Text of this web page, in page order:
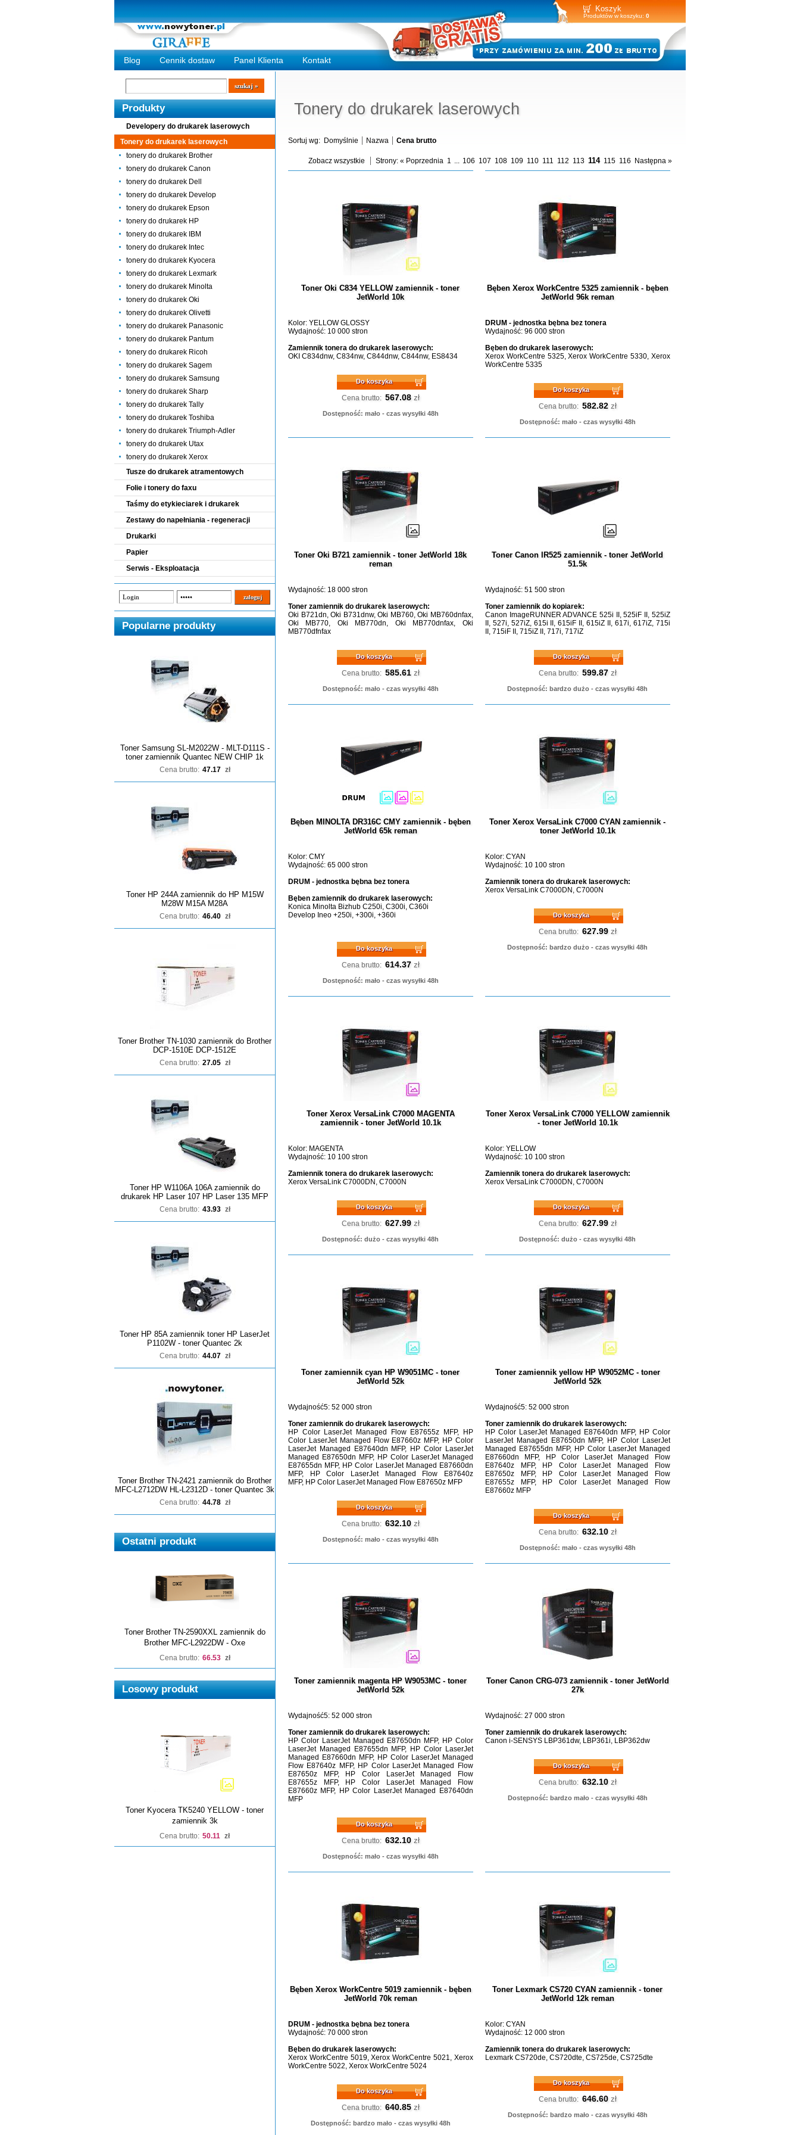
Koszyk
Produktów w koszyku: 0
Blog Cennik dostaw Panel Klienta Kontakt
Wyszukiwarka
szukaj
Produkty
Developery do drukarek laserowych
Tonery do drukarek laserowych
tonery do drukarek Brother
tonery do drukarek Canon
tonery do drukarek Dell
tonery do drukarek Develop
tonery do drukarek Epson
tonery do drukarek HP
tonery do drukarek IBM
tonery do drukarek Intec
tonery do drukarek Kyocera
tonery do drukarek Lexmark
tonery do drukarek Minolta
tonery do drukarek Oki
tonery do drukarek Olivetti
tonery do drukarek Panasonic
tonery do drukarek Pantum
tonery do drukarek Ricoh
tonery do drukarek Sagem
tonery do drukarek Samsung
tonery do drukarek Sharp
tonery do drukarek Tally
tonery do drukarek Toshiba
tonery do drukarek Triumph-Adler
tonery do drukarek Utax
tonery do drukarek Xerox
Tusze do drukarek atramentowych
Folie i tonery do faxu
Taśmy do etykieciarek i drukarek
Zestawy do napełniania - regeneracji
Drukarki
Papier
Serwis - Eksploatacja
Popularne produkty
Toner Samsung SL-M2022W - MLT-D111S -
toner zamiennik Quantec NEW CHIP 1k
Cena brutto: 47.17 zł
Toner HP 244A zamiennik do HP M15W
M28W M15A M28A
Cena brutto: 46.40 zł
Toner Brother TN-1030 zamiennik do Brother
DCP-1510E DCP-1512E
Cena brutto: 27.05 zł
Toner HP W1106A 106A zamiennik do
drukarek HP Laser 107 HP Laser 135 MFP
Cena brutto: 43.93 zł
Toner HP 85A zamiennik toner HP LaserJet
P1102W - toner Quantec 2k
Cena brutto: 44.07 zł
Toner Brother TN-2421 zamiennik do Brother
MFC-L2712DW HL-L2312D - toner Quantec 3k
Cena brutto: 44.78 zł
Ostatni produkt
Toner Brother TN-2590XXL zamiennik do
Brother MFC-L2922DW - Oxe
Cena brutto: 66.53 zł
Losowy produkt
Toner Kyocera TK5240 YELLOW - toner
zamiennik 3k
Cena brutto: 50.11 zł
Tonery do drukarek laserowych
Sortuj wg: Domyślnie Nazwa Cena brutto
Zobacz wszystkie Strony: « Poprzednia 1 ... 106 107 108 109 110 111 112 113 114 115 116 Następna »
Toner Oki C834 YELLOW zamiennik - toner
JetWorld 10k
Kolor: YELLOW GLOSSY
Wydajność: 10 000 stron
Zamiennik tonera do drukarek laserowych:
OKI C834dnw, C834nw, C844dnw, C844nw, ES8434
Do koszyka
Cena brutto: 567.08 zł
Dostępność: mało - czas wysyłki 48h
Bęben Xerox WorkCentre 5325 zamiennik - bęben
JetWorld 96k reman
DRUM - jednostka bębna bez tonera
Wydajność: 96 000 stron
Bęben do drukarek laserowych:
Xerox WorkCentre 5325, Xerox WorkCentre 5330, Xerox
WorkCentre 5335
Do koszyka
Cena brutto: 582.82 zł
Dostępność: mało - czas wysyłki 48h
Toner Oki B721 zamiennik - toner JetWorld 18k
reman
Wydajność: 18 000 stron
Toner zamiennik do drukarek laserowych:
Oki B721dn, Oki B731dnw, Oki MB760, Oki MB760dnfax,
Oki MB770, Oki MB770dn, Oki MB770dnfax, Oki
MB770dfnfax
Do koszyka
Cena brutto: 585.61 zł
Dostępność: mało - czas wysyłki 48h
Toner Canon IR525 zamiennik - toner JetWorld
51.5k
Wydajność: 51 500 stron
Toner zamiennik do kopiarek:
Canon ImageRUNNER ADVANCE 525i II, 525iF II, 525iZ
II, 527i, 527iZ, 615i II, 615iF II, 615iZ II, 617i, 617iZ, 715i
II, 715iF II, 715iZ II, 717i, 717iZ
Do koszyka
Cena brutto: 599.87 zł
Dostępność: bardzo dużo - czas wysyłki 48h
Bęben MINOLTA DR316C CMY zamiennik - bęben
JetWorld 65k reman
Kolor: CMY
Wydajność: 65 000 stron
DRUM - jednostka bębna bez tonera
Bęben zamiennik do drukarek laserowych:
Konica Minolta Bizhub C250i, C300i, C360i
Develop Ineo +250i, +300i, +360i
Do koszyka
Cena brutto: 614.37 zł
Dostępność: mało - czas wysyłki 48h
Toner Xerox VersaLink C7000 CYAN zamiennik -
toner JetWorld 10.1k
Kolor: CYAN
Wydajność: 10 100 stron
Zamiennik tonera do drukarek laserowych:
Xerox VersaLink C7000DN, C7000N
Do koszyka
Cena brutto: 627.99 zł
Dostępność: bardzo dużo - czas wysyłki 48h
Toner Xerox VersaLink C7000 MAGENTA
zamiennik - toner JetWorld 10.1k
Kolor: MAGENTA
Wydajność: 10 100 stron
Zamiennik tonera do drukarek laserowych:
Xerox VersaLink C7000DN, C7000N
Do koszyka
Cena brutto: 627.99 zł
Dostępność: dużo - czas wysyłki 48h
Toner Xerox VersaLink C7000 YELLOW zamiennik
- toner JetWorld 10.1k
Kolor: YELLOW
Wydajność: 10 100 stron
Zamiennik tonera do drukarek laserowych:
Xerox VersaLink C7000DN, C7000N
Do koszyka
Cena brutto: 627.99 zł
Dostępność: dużo - czas wysyłki 48h
Toner zamiennik cyan HP W9051MC - toner
JetWorld 52k
Wydajność5: 52 000 stron
Toner zamiennik do drukarek laserowych:
HP Color LaserJet Managed Flow E87655z MFP, HP
Color LaserJet Managed Flow E87660z MFP, HP Color
LaserJet Managed E87640dn MFP, HP Color LaserJet
Managed E87650dn MFP, HP Color LaserJet Managed
E87655dn MFP, HP Color LaserJet Managed E87660dn
MFP, HP Color LaserJet Managed Flow E87640z
MFP, HP Color LaserJet Managed Flow E87650z MFP
Do koszyka
Cena brutto: 632.10 zł
Dostępność: mało - czas wysyłki 48h
Toner zamiennik yellow HP W9052MC - toner
JetWorld 52k
Wydajność5: 52 000 stron
Toner zamiennik do drukarek laserowych:
HP Color LaserJet Managed E87640dn MFP, HP Color
LaserJet Managed E87650dn MFP, HP Color LaserJet
Managed E87655dn MFP, HP Color LaserJet Managed
E87660dn MFP, HP Color LaserJet Managed Flow
E87640z MFP, HP Color LaserJet Managed Flow
E87650z MFP, HP Color LaserJet Managed Flow
E87655z MFP, HP Color LaserJet Managed Flow
E87660z MFP
Do koszyka
Cena brutto: 632.10 zł
Dostępność: mało - czas wysyłki 48h
Toner zamiennik magenta HP W9053MC - toner
JetWorld 52k
Wydajność5: 52 000 stron
Toner zamiennik do drukarek laserowych:
HP Color LaserJet Managed E87650dn MFP, HP Color
LaserJet Managed E87655dn MFP, HP Color LaserJet
Managed E87660dn MFP, HP Color LaserJet Managed
Flow E87640z MFP, HP Color LaserJet Managed Flow
E87650z MFP, HP Color LaserJet Managed Flow
E87655z MFP, HP Color LaserJet Managed Flow
E87660z MFP, HP Color LaserJet Managed E87640dn
MFP
Do koszyka
Cena brutto: 632.10 zł
Dostępność: mało - czas wysyłki 48h
Toner Canon CRG-073 zamiennik - toner JetWorld
27k
Wydajność: 27 000 stron
Toner zamiennik do drukarek laserowych:
Canon i-SENSYS LBP361dw, LBP361i, LBP362dw
Do koszyka
Cena brutto: 632.10 zł
Dostępność: bardzo mało - czas wysyłki 48h
Bęben Xerox WorkCentre 5019 zamiennik - bęben
JetWorld 70k reman
DRUM - jednostka bębna bez tonera
Wydajność: 70 000 stron
Bęben do drukarek laserowych:
Xerox WorkCentre 5019, Xerox WorkCentre 5021, Xerox
WorkCentre 5022, Xerox WorkCentre 5024
Do koszyka
Cena brutto: 640.85 zł
Dostępność: bardzo mało - czas wysyłki 48h
Toner Lexmark CS720 CYAN zamiennik - toner
JetWorld 12k reman
Kolor: CYAN
Wydajność: 12 000 stron
Zamiennik tonera do drukarek laserowych:
Lexmark CS720de, CS720dte, CS725de, CS725dte
Do koszyka
Cena brutto: 646.60 zł
Dostępność: bardzo mało - czas wysyłki 48h